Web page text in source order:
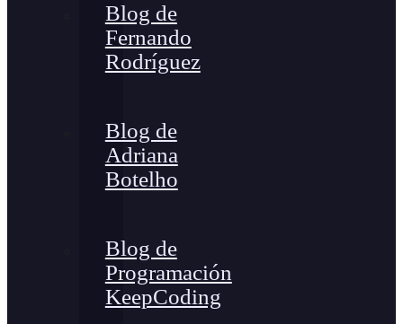
Blog de
Fernando
Rodríguez
Blog de
Adriana
Botelho
Blog de
Programación
KeepCoding